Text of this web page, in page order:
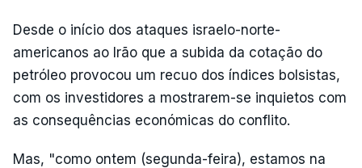
Desde o início dos ataques israelo-norte-
americanos ao Irão que a subida da cotação do
petróleo provocou um recuo dos índices bolsistas,
com os investidores a mostrarem-se inquietos com
as consequências económicas do conflito.
Mas, "como ontem (segunda-feira), estamos na